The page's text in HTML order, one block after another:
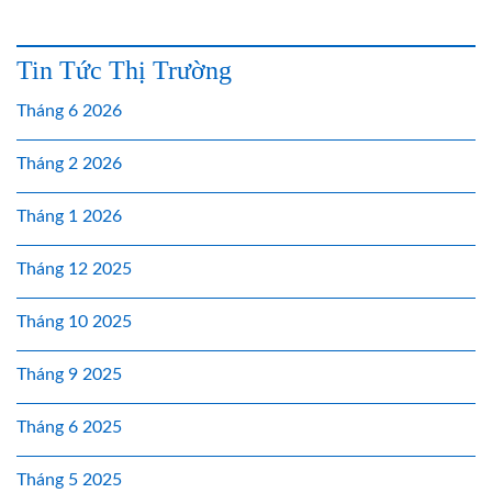
Tin Tức Thị Trường
Tháng 6 2026
Tháng 2 2026
Tháng 1 2026
Tháng 12 2025
Tháng 10 2025
Tháng 9 2025
Tháng 6 2025
Tháng 5 2025